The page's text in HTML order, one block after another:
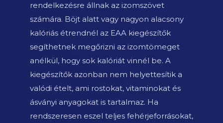
rendelkezésre állnak az izomszövet
számára. Böjt alatt vagy nagyon alacsony
kalóriás étrendnél az EAA kiegészítők
segíthetnek megőrizni az izomtömeget
anélkül, hogy sok kalóriát vinnél be. A
kiegészítők azonban nem helyettesítik a
valódi ételt, ami rostokat, vitaminokat és
ásványi anyagokat is tartalmaz. Ha
rendszeresen eszel teljes fehérjeforrásokat,